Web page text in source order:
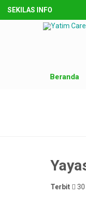
SEKILAS INFO
Beranda
Terbit 30